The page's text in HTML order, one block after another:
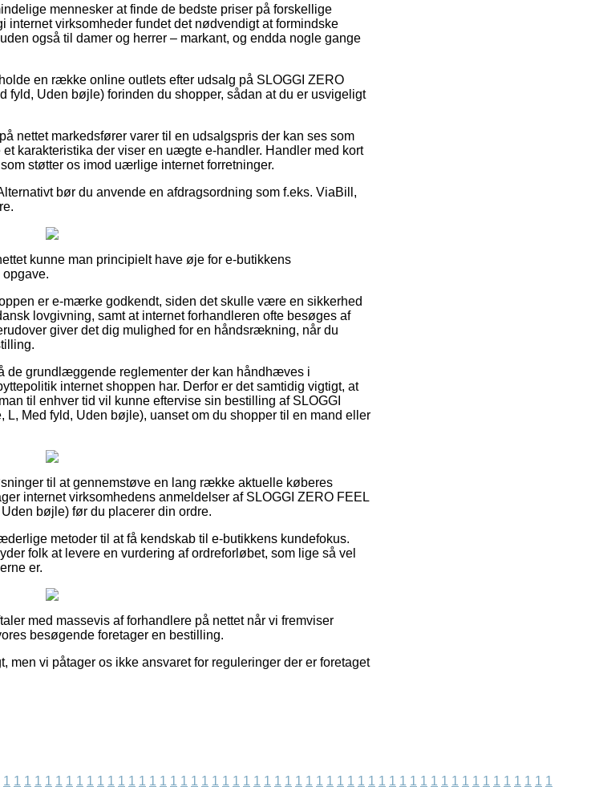
mennesker at finde de bedste priser på forskellige
virksomheder fundet det nødvendigt at formindske
også til damer og herrer – markant, og endda nogle gange
en række online outlets efter udsalg på SLOGGI ZERO
fyld, Uden bøjle) forinden du shopper, sådan at du er usvigeligt
nettet markedsfører varer til en udsalgspris der kan ses som
karakteristika der viser en uægte e-handler. Handler med kort
støtter os imod uærlige internet forretninger.
bør du anvende en afdragsordning som f.eks. ViaBill,
kunne man principielt have øje for e-butikkens
er e-mærke godkendt, siden det skulle være en sikkerhed
lovgivning, samt at internet forhandleren ofte besøges af
giver det dig mulighed for en håndsrækning, når du
de grundlæggende reglementer der kan håndhæves i
internet shoppen har. Derfor er det samtidig vigtigt, at
til enhver tid vil kunne eftervise sin bestilling af SLOGGI
Med fyld, Uden bøjle), uanset om du shopper til en mand eller
til at gennemstøve en lang række aktuelle køberes
internet virksomhedens anmeldelser af SLOGGI ZERO FEEL
bøjle) før du placerer din ordre.
metoder til at få kendskab til e-butikkens kundefokus.
folk at levere en vurdering af ordreforløbet, som lige så vel
er.
med massevis af forhandlere på nettet når vi fremviser
besøgende foretager en bestilling.
vi påtager os ikke ansvaret for reguleringer der er foretaget
1 1 1 1 1 1 1 1 1 1 1 1 1 1 1 1 1 1 1 1 1 1 1 1 1 1 1 1 1 1 1 1 1 1 1 1 1 1 1 1 1 1 1 1 1 1 1 1 1 1 1 1 1